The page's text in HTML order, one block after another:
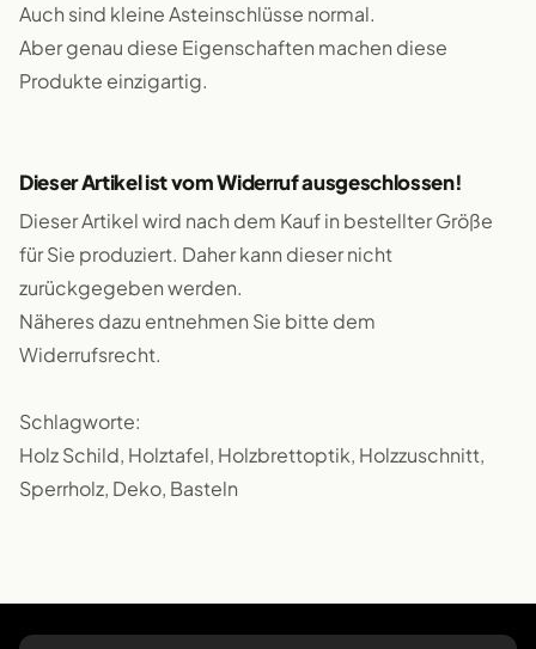
Auch sind kleine Asteinschlüsse normal.
Aber genau diese Eigenschaften machen diese
Produkte einzigartig.
Dieser Artikel ist vom Widerruf ausgeschlossen!
Dieser Artikel wird nach dem Kauf in bestellter Größe
für Sie produziert. Daher kann dieser nicht
zurückgegeben werden.
Näheres dazu entnehmen Sie bitte dem
Widerrufsrecht.
Schlagworte:
Holz Schild, Holztafel, Holzbrettoptik, Holzzuschnitt,
Sperrholz, Deko, Basteln